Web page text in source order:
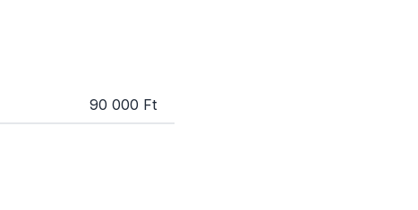
90 000 Ft